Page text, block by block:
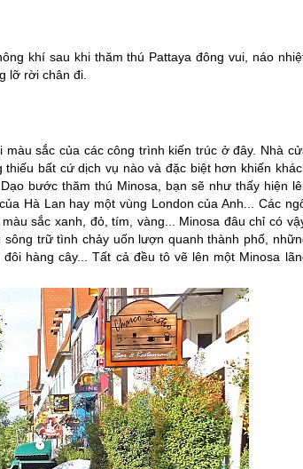
khí sau khi thăm thú Pattaya đông vui, náo
lỡ rời chân đi.
sắc của các công trình kiến trúc ở đây. Nhà
bất cứ dịch vụ nào và đặc biệt hơn khiến
bước thăm thú Minosa, bạn sẽ như thấy hiện
Hà Lan hay một vùng London của Anh... Các
sắc xanh, đỏ, tím, vàng... Minosa đâu chỉ có
trữ tình chảy uốn lượn quanh thành phố,
hàng cây... Tất cả đều tô vẽ lên một Minosa